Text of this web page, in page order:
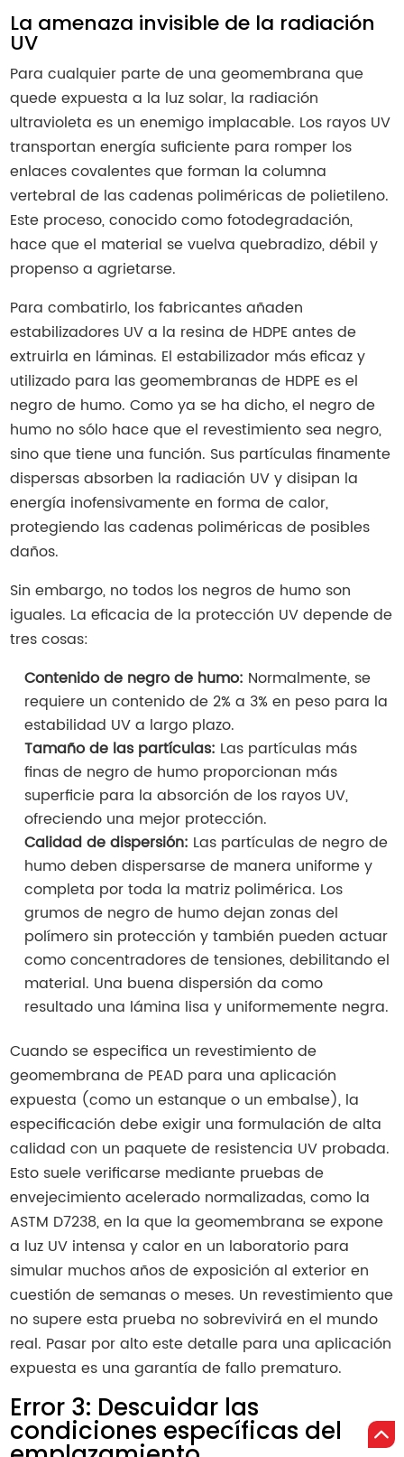
La amenaza invisible de la radiación
UV
Para cualquier parte de una geomembrana que
quede expuesta a la luz solar, la radiación
ultravioleta es un enemigo implacable. Los rayos UV
transportan energía suficiente para romper los
enlaces covalentes que forman la columna
vertebral de las cadenas poliméricas de polietileno.
Este proceso, conocido como fotodegradación,
hace que el material se vuelva quebradizo, débil y
propenso a agrietarse.
Para combatirlo, los fabricantes añaden
estabilizadores UV a la resina de HDPE antes de
extruirla en láminas. El estabilizador más eficaz y
utilizado para las geomembranas de HDPE es el
negro de humo. Como ya se ha dicho, el negro de
humo no sólo hace que el revestimiento sea negro,
sino que tiene una función. Sus partículas finamente
dispersas absorben la radiación UV y disipan la
energía inofensivamente en forma de calor,
protegiendo las cadenas poliméricas de posibles
daños.
Sin embargo, no todos los negros de humo son
iguales. La eficacia de la protección UV depende de
tres cosas:
Contenido de negro de humo: Normalmente, se
requiere un contenido de 2% a 3% en peso para la
estabilidad UV a largo plazo.
Tamaño de las partículas: Las partículas más
finas de negro de humo proporcionan más
superficie para la absorción de los rayos UV,
ofreciendo una mejor protección.
Calidad de dispersión: Las partículas de negro de
humo deben dispersarse de manera uniforme y
completa por toda la matriz polimérica. Los
grumos de negro de humo dejan zonas del
polímero sin protección y también pueden actuar
como concentradores de tensiones, debilitando el
material. Una buena dispersión da como
resultado una lámina lisa y uniformemente negra.
Cuando se especifica un revestimiento de
geomembrana de PEAD para una aplicación
expuesta (como un estanque o un embalse), la
especificación debe exigir una formulación de alta
calidad con un paquete de resistencia UV probada.
Esto suele verificarse mediante pruebas de
envejecimiento acelerado normalizadas, como la
ASTM D7238, en la que la geomembrana se expone
a luz UV intensa y calor en un laboratorio para
simular muchos años de exposición al exterior en
cuestión de semanas o meses. Un revestimiento que
no supere esta prueba no sobrevivirá en el mundo
real. Pasar por alto este detalle para una aplicación
expuesta es una garantía de fallo prematuro.
Error 3: Descuidar las
condiciones específicas del